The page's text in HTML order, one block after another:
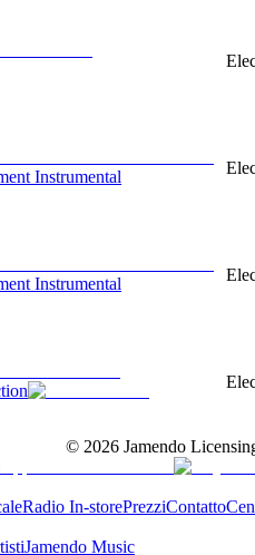
Instrumental
Instrumental
© 2026 Jamendo
Radio In-storePrezziContatto
Jamendo Music